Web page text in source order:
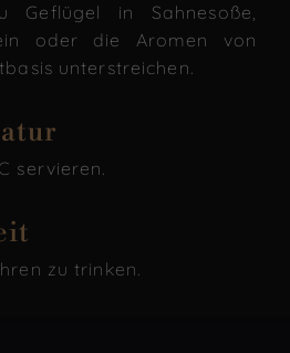
Geflügel in Sahnesoße,
oder die Aromen von
unterstreichen.
servieren.
zu trinken.